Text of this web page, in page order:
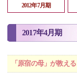
2012年7月期
2017年4月期
「原宿の母」が教え